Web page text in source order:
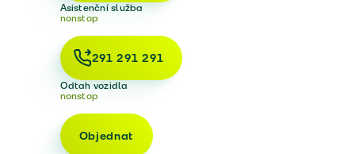
Asistenční služba
nonstop
291 291 291
Odtah vozidla
nonstop
Objednat